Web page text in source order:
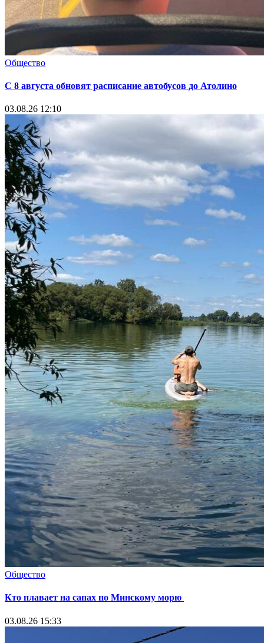
Общество
С 8 августа обновят расписание автобусов до Атолино
03.08.26 12:10
Общество
Кто плавает на сапах по Минскому морю
03.08.26 15:33